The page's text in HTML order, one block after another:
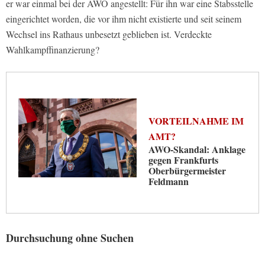
er war einmal bei der AWO angestellt: Für ihn war eine Stabsstelle
eingerichtet worden, die vor ihm nicht existierte und seit seinem
Wechsel ins Rathaus unbesetzt geblieben ist. Verdeckte
Wahlkampffinanzierung?
VORTEILNAHME IM
AMT?
AWO-Skandal: Anklage
gegen Frankfurts
Oberbürgermeister
Feldmann
Durchsuchung ohne Suchen